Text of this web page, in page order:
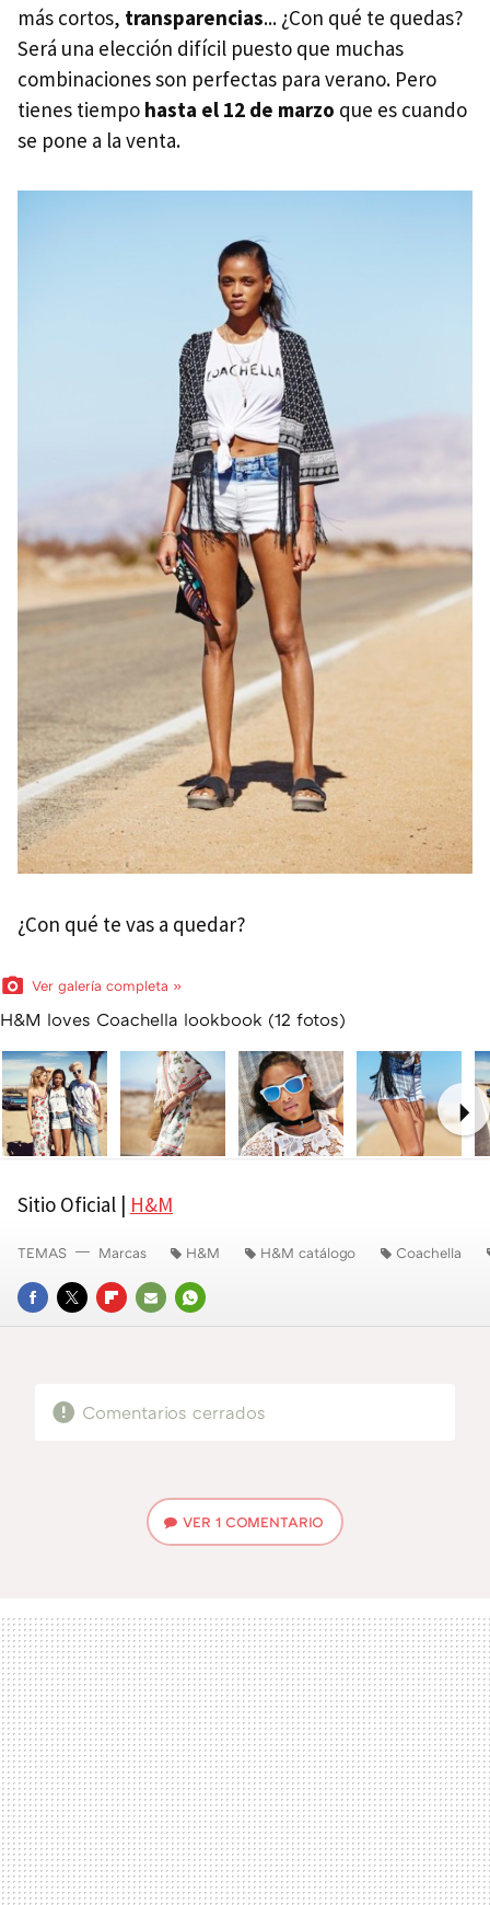
más cortos, transparencias... ¿Con qué te quedas?
Será una elección difícil puesto que muchas
combinaciones son perfectas para verano. Pero
tienes tiempo hasta el 12 de marzo que es cuando
se pone a la venta.
¿Con qué te vas a quedar?
Ver galería completa »
H&M loves Coachella lookbook (12 fotos)
Sitio Oficial | H&M
FACEBOOK
TWITTERFLIPBOARD
E-
WHATSAPP
TEMAS Marcas H&M H&M catálogo Coachella
Comentarios cerrados
VER1 COMENTARIO